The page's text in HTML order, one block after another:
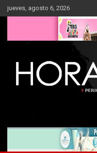
Saltar
al
jueves, agosto 6, 2026